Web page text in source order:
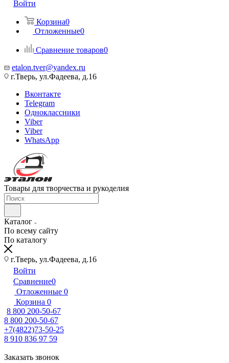
Войти
Корзина0
Отложенные0
Сравнение товаров0
etalon.tver@yandex.ru
г.Тверь, ул.Фадеева, д.16
Вконтакте
Telegram
Одноклассники
Viber
Viber
WhatsApp
Товары для творчества и рукоделия
Каталог
По всему сайту
По каталогу
г.Тверь, ул.Фадеева, д.16
Войти
Сравнение0
Отложенные 0
Корзина 0
8 800 200-50-67
8 800 200-50-67
+7(4822)73-50-25
8 910 836 97 59
Заказать звонок